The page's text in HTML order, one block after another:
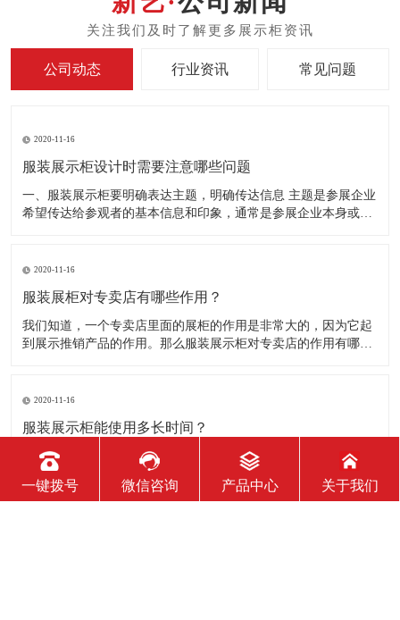
公司动态 行业资讯 常见问题
2020-11-16
服装展示柜设计时需要注意哪些问题
一、服装展示柜要明确表达主题，明确传达信息 主题是参展企业
希望传达给参观者的基本信息和印象，通常是参展企业本身或产
2020-11-16
服装展柜对专卖店有哪些作用？
我们知道，一个专卖店里面的展柜的作用是非常大的，因为它起
到展示推销产品的作用。那么服装展示柜对专卖店的作用有哪些
陈列展示商品。把商品的风采展现在消费者面前，使消费者对商
2020-11-16
服装展示柜能使用多长时间？
服装展示柜的使用寿命有多长，实际上谁也说不准。不同的材
质、不同的结构、不同的环境、不同的使用方法及维护等等，都
会影响到服装展示柜的使用寿命！下面为你详细介绍下 。 服装
一键拨号 微信咨询 产品中心 关于我们